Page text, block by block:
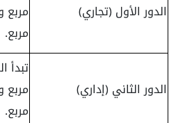
الدور الأول (تجاري)
مربع.
الدور الثاني (إداري)
مربع.